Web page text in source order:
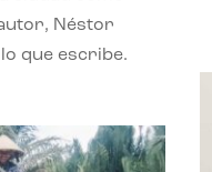
Néstor
que escribe.